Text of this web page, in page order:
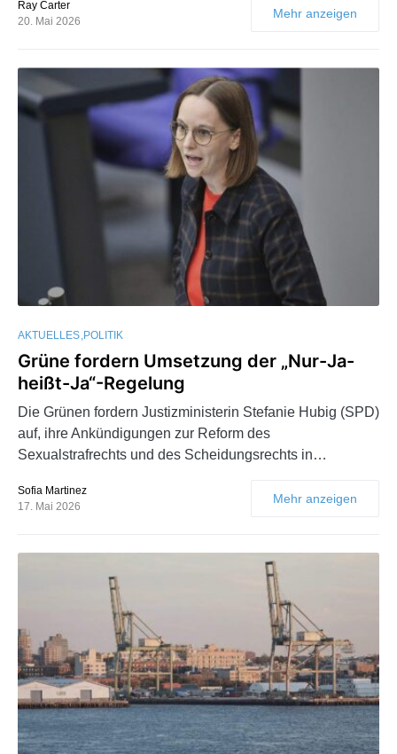
Ray Carter
20. Mai 2026
Mehr anzeigen
AKTUELLES POLITIK
Grüne fordern Umsetzung der „Nur-Ja-
heißt-Ja“-Regelung
Die Grünen fordern Justizministerin Stefanie Hubig (SPD)
auf, ihre Ankündigungen zur Reform des
Sexualstrafrechts und des Scheidungsrechts in…
Sofia Martinez
17. Mai 2026
Mehr anzeigen